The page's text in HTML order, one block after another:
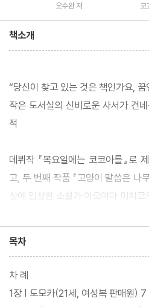
오수완 저
쿄
책소개
“당신이 찾고 있는 것은 책인가요,
작은 도서실의 신비로운 사서가 건
적
데뷔작 『목요일에는 코코아를』로
고, 두 번째 작품 『고양이 말씀은 나
상에 입상한 소설가 아오야마 미치코
작으로, 우연히 찾은 도서실에서 신
다섯 인물이 자신만의 삶을 찾아가
을 잃지 않게 독려하는 소설이다.
타인의 삶을 재단하는 대신 그 속에
목차
차 례
1장 | 도모카(21세, 여성복 판매원) 7